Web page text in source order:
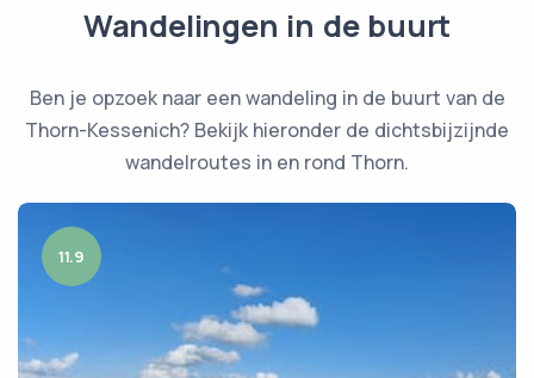
Wandelingen in de buurt
Ben je opzoek naar een wandeling in de buurt van de
Thorn-Kessenich? Bekijk hieronder de dichtsbijzijnde
wandelroutes in en rond Thorn.
11.9